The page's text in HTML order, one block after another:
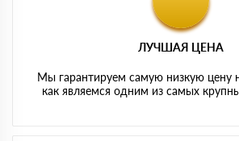
ЛУЧШАЯ ЦЕНА
Мы гарантируем самую низкую цену
как являемся одним из самых